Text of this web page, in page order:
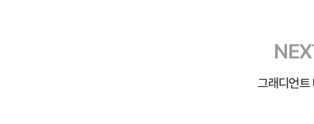
그래디언트